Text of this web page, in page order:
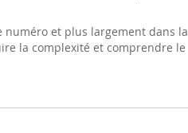
numéro et plus largement dans la
la complexité et comprendre le